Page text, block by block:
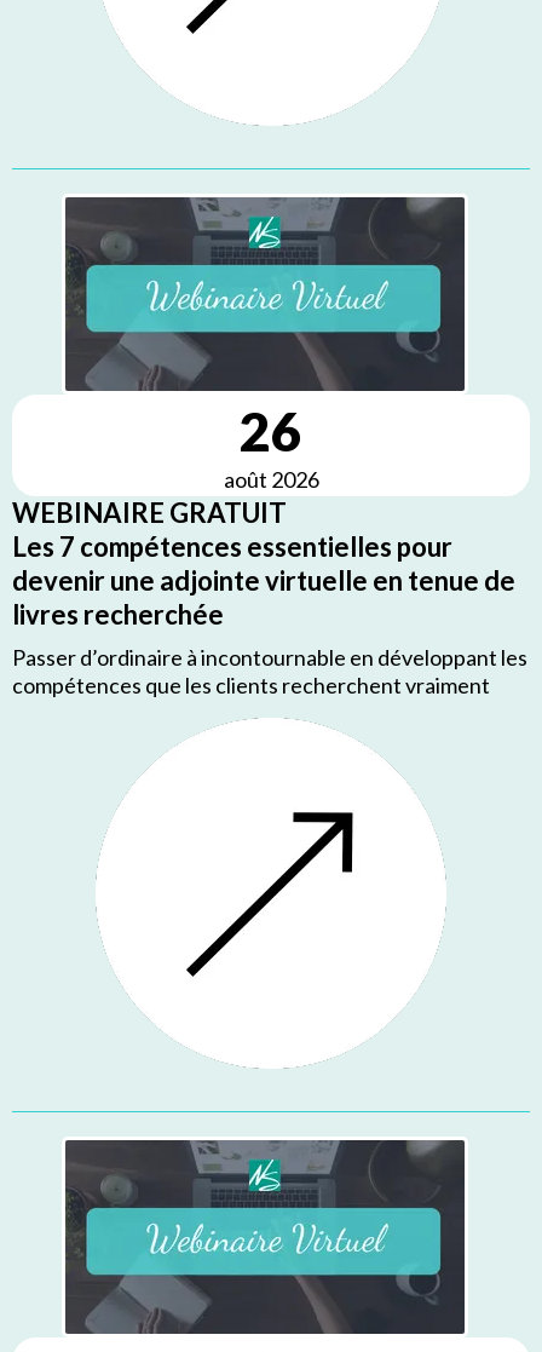
26
août 2026
WEBINAIRE GRATUIT
Les 7 compétences essentielles pour
devenir une adjointe virtuelle en tenue de
livres recherchée
Passer d’ordinaire à incontournable en développant les
compétences que les clients recherchent vraiment